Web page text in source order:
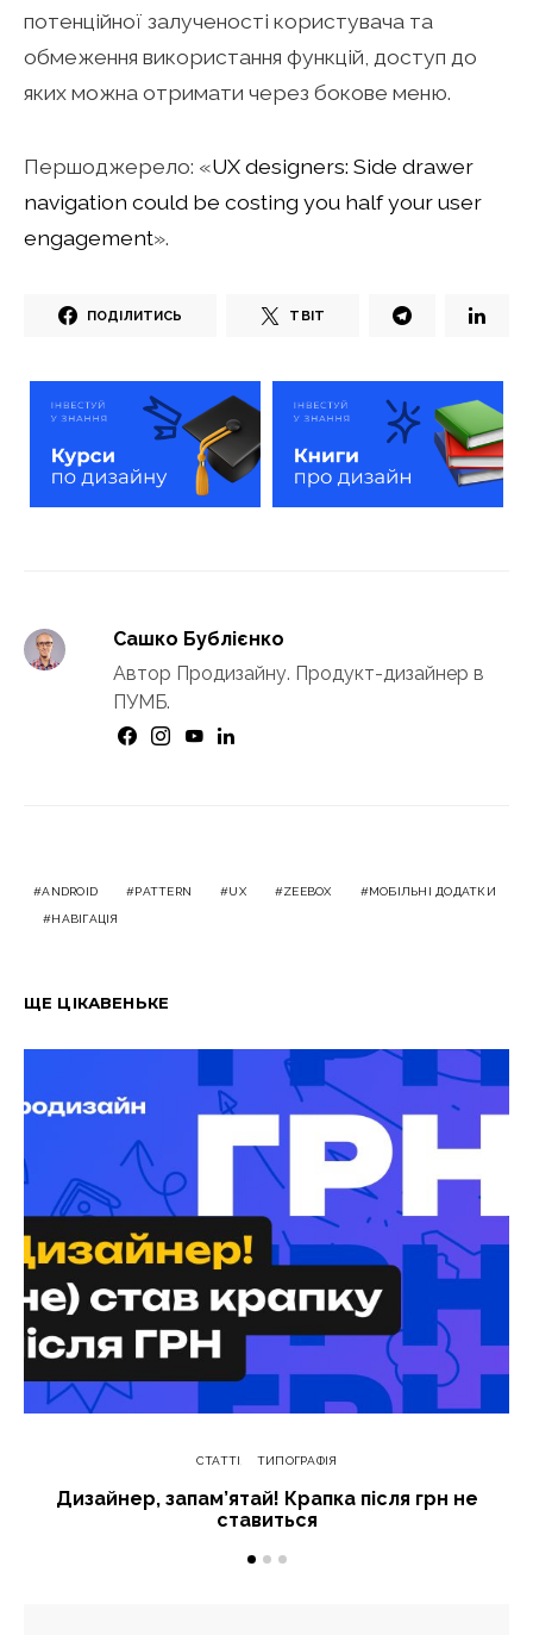
потенційної залученості користувача та
обмеження використання функцій, доступ до
яких можна отримати через бокове меню.
Першоджерело: «UX designers: Side drawer
navigation could be costing you half your user
engagement».
ПОДІЛИТИСЬ ТВІТ
Сашко Бублієнко
Автор Продизайну. Продукт-дизайнер в
ПУМБ.
ANDROID PATTERN UX ZEEBOX МОБІЛЬНІ ДОДАТКИ
НАВІГАЦІЯ
ЩЕ ЦІКАВЕНЬКЕ
СТАТТІ ТИПОГРАФІЯ
Дизайнер, запам’ятай! Крапка після грн не
ставиться